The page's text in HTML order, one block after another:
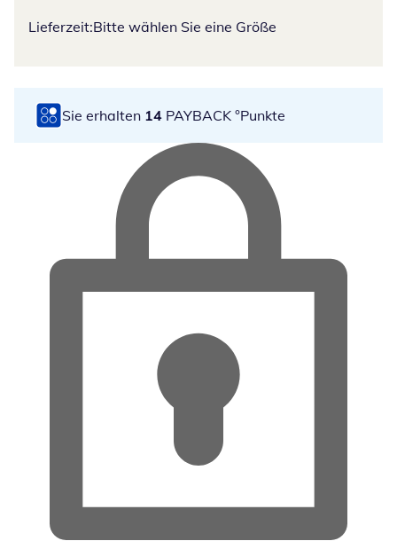
Lieferzeit:Bitte wählen Sie eine Größe
Sie erhalten 14 PAYBACK °Punkte